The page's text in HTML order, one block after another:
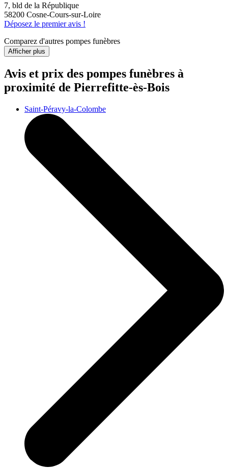
7, bld de la République
58200 Cosne-Cours-sur-Loire
Déposez le premier avis !
Comparez d'autres pompes funèbres
Afficher plus
Avis et prix des pompes funèbres à
proximité de Pierrefitte-ès-Bois
Saint-Péravy-la-Colombe